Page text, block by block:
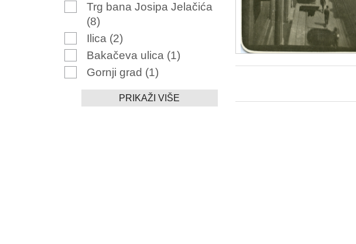
Trg bana Josipa Jelačića
(8)
Ilica (2)
Bakačeva ulica (1)
Gornji grad (1)
PRIKAŽI VIŠE